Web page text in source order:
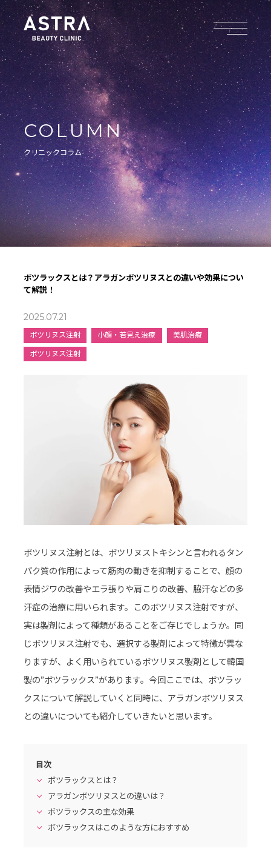
COLUMN
クリニックコラム
ボツラックスとは？アラガンボツリヌスとの違いや効果につい
て解説！
2025.07.21
ボツリヌス注射 小顔・若見え治療 美肌治療
ボツリヌス注射
ボツリヌス注射とは、ボツリヌストキシンと言われるタン
パク質の作用によって筋肉の動きを抑制することで、顔の
表情ジワの改善やエラ張りや肩こりの改善、脇汗などの多
汗症の治療に用いられます。このボツリヌス注射ですが、
実は製剤によって種類があることをご存じでしょうか。同
じボツリヌス注射でも、選択する製剤によって特徴が異な
りますが、よく用いられているボツリヌス製剤として韓国
製の”ボツラックス”があります。今回ここでは、ボツラッ
クスについて解説していくと同時に、アラガンボツリヌス
との違いについても紹介していきたいと思います。
目次
ボツラックスとは？
アラガンボツリヌスとの違いは？
ボツラックスの主な効果
ボツラックスはこのような方におすすめ